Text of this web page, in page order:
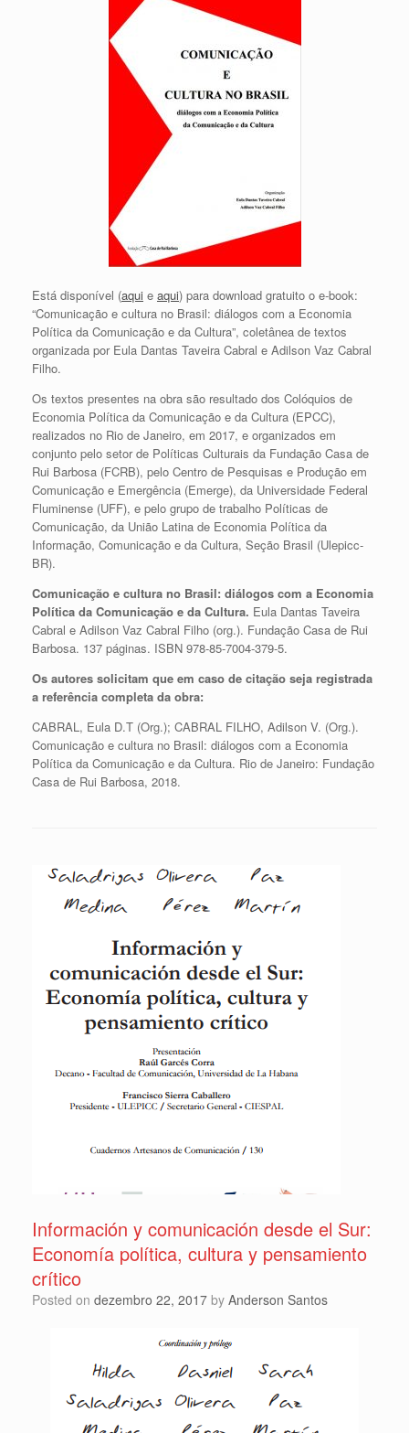
Está disponível (aqui e aqui) para download gratuito o e-book:
“Comunicação e cultura no Brasil: diálogos com a Economia
Política da Comunicação e da Cultura”, coletânea de textos
organizada por Eula Dantas Taveira Cabral e Adilson Vaz Cabral
Filho.
Os textos presentes na obra são resultado dos Colóquios de
Economia Política da Comunicação e da Cultura (EPCC),
realizados no Rio de Janeiro, em 2017, e organizados em
conjunto pelo setor de Políticas Culturais da Fundação Casa de
Rui Barbosa (FCRB), pelo Centro de Pesquisas e Produção em
Comunicação e Emergência (Emerge), da Universidade Federal
Fluminense (UFF), e pelo grupo de trabalho Políticas de
Comunicação, da União Latina de Economia Política da
Informação, Comunicação e da Cultura, Seção Brasil (Ulepicc-
BR).
Comunicação e cultura no Brasil: diálogos com a Economia
Política da Comunicação e da Cultura. Eula Dantas Taveira
Cabral e Adilson Vaz Cabral Filho (org.). Fundação Casa de Rui
Barbosa. 137 páginas. ISBN 978-85-7004-379-5.
Os autores solicitam que em caso de citação seja registrada
a referência completa da obra:
CABRAL, Eula D.T (Org.); CABRAL FILHO, Adilson V. (Org.).
Comunicação e cultura no Brasil: diálogos com a Economia
Política da Comunicação e da Cultura. Rio de Janeiro: Fundação
Casa de Rui Barbosa, 2018.
Información y comunicación desde el Sur:
Economía política, cultura y pensamiento
crítico
Posted on dezembro 22, 2017 by Anderson Santos